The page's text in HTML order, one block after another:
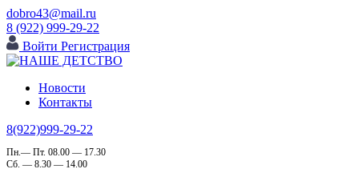
dobro43@mail.ru
8 (922) 999-29-22
Войти Регистрация
Новости
Контакты
8(922)999-29-22
Пн.— Пт. 08.00 — 17.30
Сб. — 8.30 — 14.00